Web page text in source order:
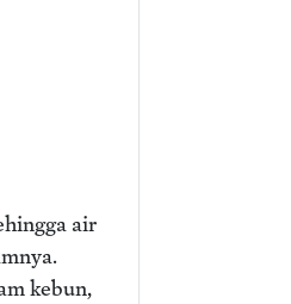
air
kebun,